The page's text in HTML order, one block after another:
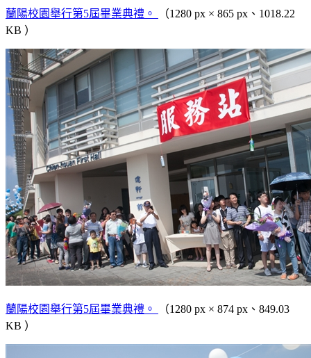
蘭陽校園舉行第5屆畢業典禮。
（1280 px × 865 px、1018.22
KB ）
蘭陽校園舉行第5屆畢業典禮。
（1280 px × 874 px、849.03
KB ）